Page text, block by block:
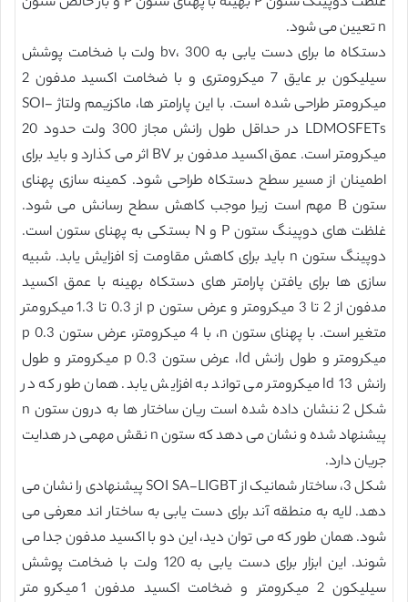
n تعیین می شود.
دستکاه ما برای دست یابی به bv، 300 ولت با ضخامت پوشش
سیلیکون بر عایق 7 میکرومتری و با ضخامت اکسید مدفون 2
میکرومتر طراحی شده است. با این پارامتر ها، ماکزیمم ولتاژ SOI-
LDMOSFETs در حداقل طول رانش مجاز 300 ولت حدود 20
میکرومتر است. عمق اکسید مدفون بر BV اثر می کذارد و باید برای
اطمینان از مسیر سطح دستکاه طراحی شود. کمینه سازی پهنای
ستون B مهم است زیرا موجب کاهش سطح رسانش می شود.
غلظت های دوپینگ ستون P و N بستکی به پهنای ستون است.
دوپینگ ستون n باید برای کاهش مقاومت sj افزایش یابد. شبیه
سازی ها برای یافتن پارامتر های دستکاه بهینه با عمق اکسید
مدفون از 2 تا 3 میکرومتر و عرض ستون p از 0.3 تا 1.3 میکرومتر
متغیر است. با پهنای ستون n، با 4 میکرومتر، عرض ستون p 0.3
میکرومتر و طول رانش ld، عرض ستون p 0.3 میکرومتر و طول
رانش ld 13 میکرومتر می تواند به افزایش یابد. همان طور که در
شکل 2 ننشان داده شده است ریان ساختار ها به درون ستون n
پیشنهاد شده و نشان می دهد که ستون n نقش مهمی در هدایت
جریان دارد.
شکل 3، ساختار شمانیک از SOI SA-LIGBT پیشنهادی را نشان می
دهد. لایه به منطقه آند برای دست یابی به ساختار اند معرفی می
شود. همان طور که می توان دید، این دو با اکسید مدفون جدا می
شوند. این ابزار برای دست یابی به 120 ولت با ضخامت پوشش
سیلیکون 2 میکرومتر و ضخامت اکسید مدفون 1 میکرومتر